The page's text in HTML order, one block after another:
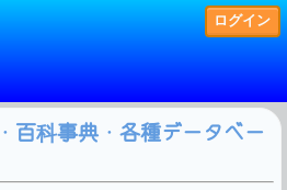
ログイン
す。12Hit!
百科事典・各種データベー